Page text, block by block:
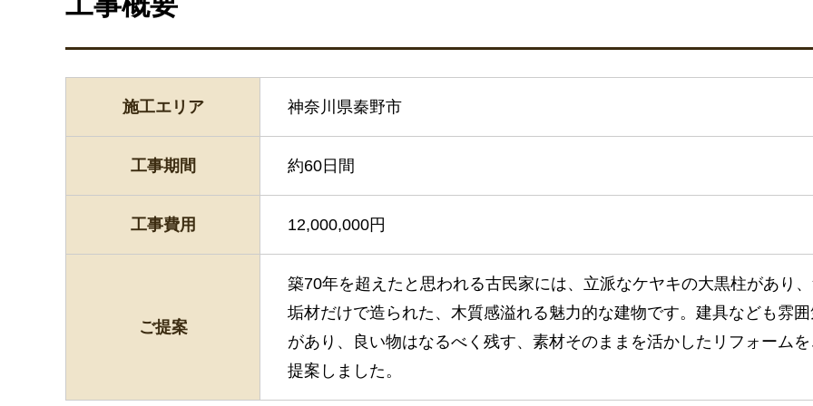
施工エリア 神奈川県秦野市
工事期間 約60日間
工事費用 12,000,000円
ご提案
築70年を超えたと思われる古民家には、立派なケヤキの大黒柱があり
垢材だけで造られた、木質感溢れる魅力的な建物です。建具なども雰
があり、良い物はなるべく残す、素材そのままを活かしたリフォーム
提案しました。